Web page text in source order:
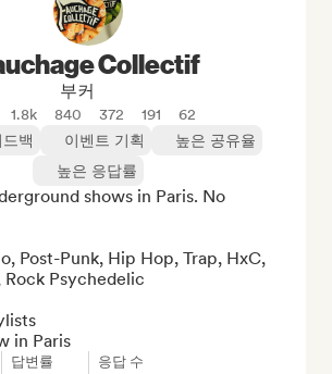
Collectif
부커
1.8k 840 372 191
62
백
이벤트 기획
높은 공유율
높은 응답률
shows in Paris. No
Post-Punk, Hip Hop, Trap, HxC,
Rock Psychedelic
in Paris
답변률 응답 수